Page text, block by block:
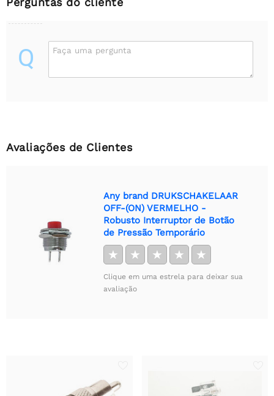
Q Faça uma pergunta
Avaliações de Clientes
Any brand DRUKSCHAKELAAR
OFF-(ON) VERMELHO -
Robusto Interruptor de Botão
de Pressão Temporário
★ ★ ★ ★ ★
Clique em uma estrela para deixar sua
avaliação